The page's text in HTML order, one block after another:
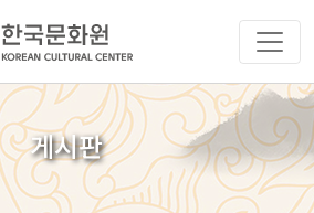
게시판